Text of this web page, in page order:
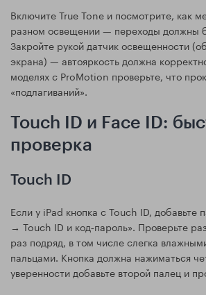
Включите True Tone и посмотрите, как
разном освещении — переходы должны
Закройте рукой датчик освещенности
экрана) — автояркость должна
моделях с ProMotion проверьте, что
«подлагиваний».
Touch ID и Face ID:
проверка
Touch ID
Если у iPad кнопка с Touch ID, добавьте
→ Touch ID и код‑пароль». Проверьте
раз подряд, в том числе слегка
пальцами. Кнопка должна нажиматься
уверенности добавьте второй палец и